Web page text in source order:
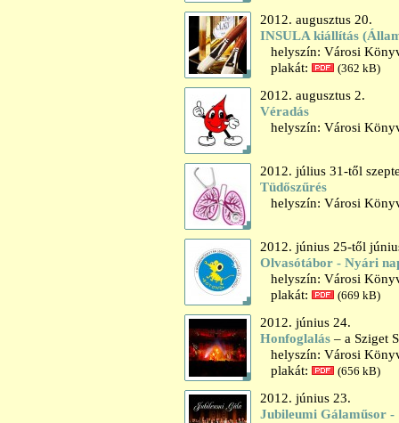
2012. augusztus 20.
INSULA kiállítás
helyszín: Városi
plakát:
(362 kB)
2012. augusztus 2.
Véradás
helyszín: Városi
2012. július 31-től
Tüdőszűrés
helyszín: Városi
2012. június 25-től
Olvasótábor - Nyári
helyszín: Városi
plakát:
(669 kB)
2012. június 24.
Honfoglalás – a Sziget
helyszín: Városi
plakát:
(656 kB)
2012. június 23.
Jubileumi Gálaműsor -